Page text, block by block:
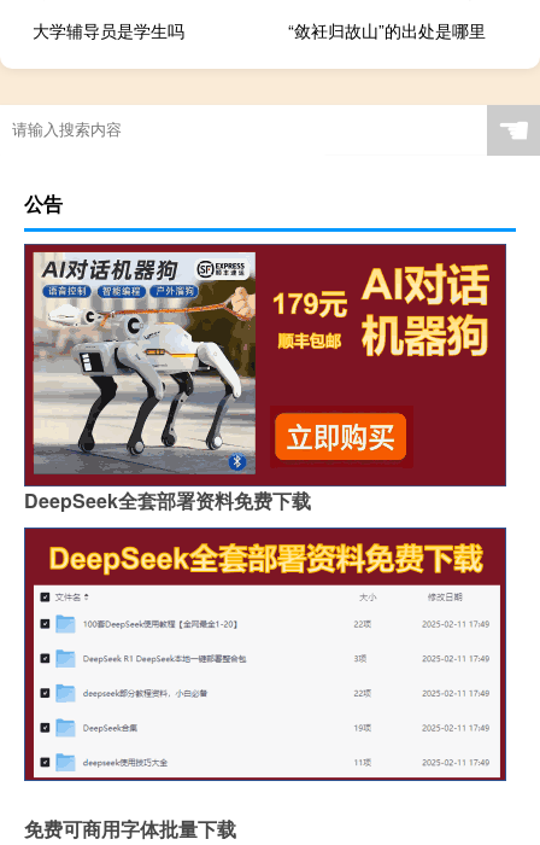
大学辅导员是学生吗
“敛衽归故山”的出处是哪里
☚
公告
DeepSeek全套部署资料免费下载
免费可商用字体批量下载